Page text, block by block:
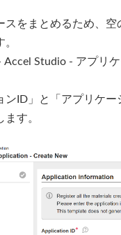
スをまとめるため、空
Accel Studio - アプリ
ンID」と「アプリケ
す。